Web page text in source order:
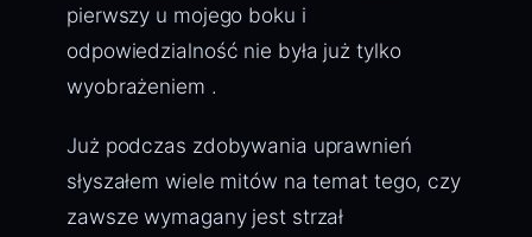
pierwszy u mojego boku i
odpowiedzialność nie była już tylko
wyobrażeniem .
Już podczas zdobywania uprawnień
słyszałem wiele mitów na temat tego, czy
zawsze wymagany jest strzał